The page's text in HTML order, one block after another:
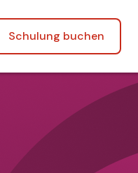
Schulung buchen